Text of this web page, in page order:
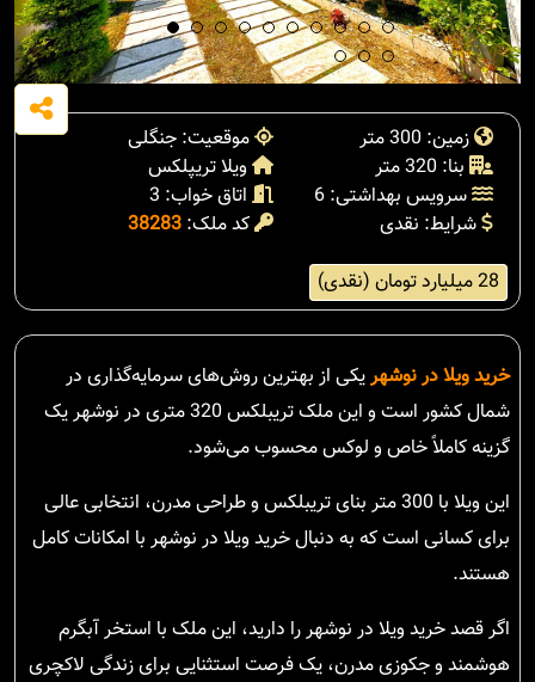
زمین: 300 متر
موقعیت: جنگلی
بنا: 320 متر
ویلا تریپلکس
سرویس بهداشتی: 6
اتاق خواب: 3
شرایط: نقدی
کد ملک: 38283
28 میلیارد تومان (نقدی)
خرید ویلا در نوشهریکی از بهترین روش‌های سرمایه‌گذاری در
شمال کشور است و این ملک تریبلکس 320 متری در نوشهر یک
گزینه کاملاً خاص و لوکس محسوب می‌شود.
این ویلا با 300 متر بنای تریبلکس و طراحی مدرن، انتخابی عالی
برای کسانی است که به دنبال خرید ویلا در نوشهر با امکانات کامل
هستند.
اگر قصد خرید ویلا در نوشهر را دارید، این ملک با استخر آبگرم
هوشمند و جکوزی مدرن، یک فرصت استثنایی برای زندگی لاکچری